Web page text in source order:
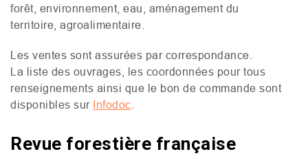
forêt, environnement, eau, aménagement du
territoire, agroalimentaire.
Les ventes sont assurées par correspondance.
La liste des ouvrages, les coordonnées pour tous
renseignements ainsi que le bon de commande sont
disponibles sur Infodoc
Revue forestière française